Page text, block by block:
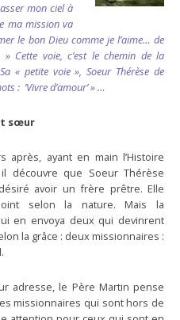
mon ciel à
ma mission va
le bon Dieu comme je l’aime… de
Cette voie, c’est le chemin de la
« petite voie », Soeur Thérèse de
: ‘Vivre d’amour’ » …
et sœur
après, ayant en main l’Histoire
il découvre que Soeur Thérèse
avoir un frère prêtre. Elle
selon la nature. Mais la
en envoya deux qui devinrent
la grâce : deux missionnaires :
adresse, le Père Martin pense
missionnaires qui sont hors de